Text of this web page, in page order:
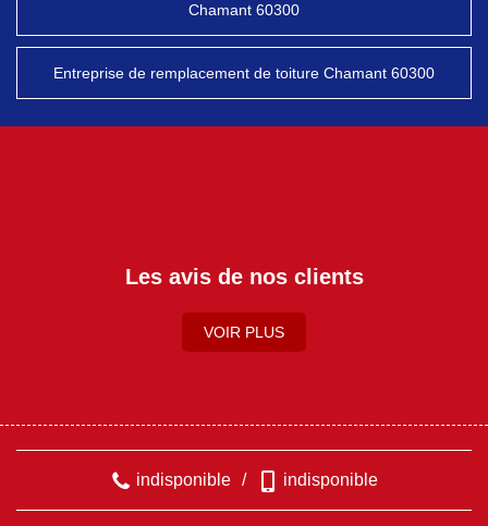
Chamant 60300
Entreprise de remplacement de toiture Chamant 60300
Les avis de nos clients
VOIR PLUS
indisponible / indisponible